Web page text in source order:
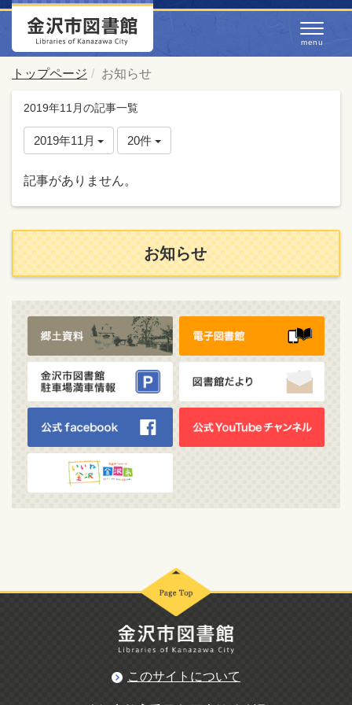
トップページ お知らせ
2019年11月の記事一覧
2019年11月 20件
記事がありません。
お知らせ
このサイトについて